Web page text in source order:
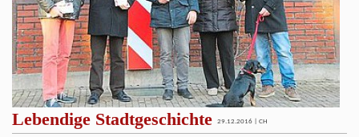
Lebendige Stadtgeschichte 29.12.2016 | CH